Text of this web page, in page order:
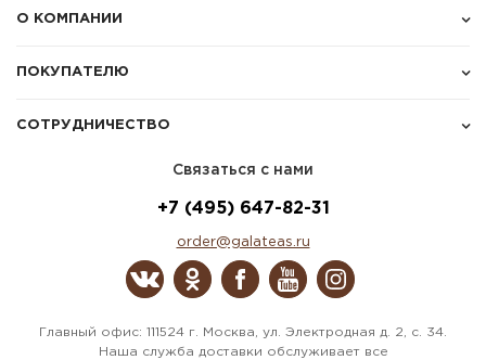
О КОМПАНИИ
ПОКУПАТЕЛЮ
СОТРУДНИЧЕСТВО
Связаться с нами
+7 (495) 647-82-31
order@galateas.ru
Главный офис: 111524 г. Москва, ул. Электродная д. 2, с. 34.
Наша служба доставки обслуживает все